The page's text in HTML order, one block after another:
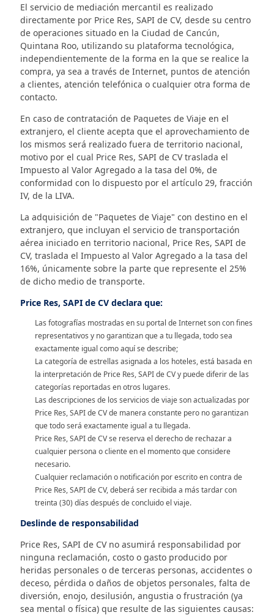
El servicio de mediación mercantil es realizado
directamente por Price Res, SAPI de CV, desde su centro
de operaciones situado en la Ciudad de Cancún,
Quintana Roo, utilizando su plataforma tecnológica,
independientemente de la forma en la que se realice la
compra, ya sea a través de Internet, puntos de atención
a clientes, atención telefónica o cualquier otra forma de
contacto.
En caso de contratación de Paquetes de Viaje en el
extranjero, el cliente acepta que el aprovechamiento de
los mismos será realizado fuera de territorio nacional,
motivo por el cual Price Res, SAPI de CV traslada el
Impuesto al Valor Agregado a la tasa del 0%, de
conformidad con lo dispuesto por el artículo 29, fracción
IV, de la LIVA.
La adquisición de "Paquetes de Viaje" con destino en el
extranjero, que incluyan el servicio de transportación
aérea iniciado en territorio nacional, Price Res, SAPI de
CV, traslada el Impuesto al Valor Agregado a la tasa del
16%, únicamente sobre la parte que represente el 25%
de dicho medio de transporte.
Price Res, SAPI de CV declara que:
Las fotografías mostradas en su portal de Internet son con fines
representativos y no garantizan que a tu llegada, todo sea
exactamente igual como aquí se describe;
La categoría de estrellas asignada a los hoteles, está basada en
la interpretación de Price Res, SAPI de CV y puede diferir de las
categorías reportadas en otros lugares.
Las descripciones de los servicios de viaje son actualizadas por
Price Res, SAPI de CV de manera constante pero no garantizan
que todo será exactamente igual a tu llegada.
Price Res, SAPI de CV se reserva el derecho de rechazar a
cualquier persona o cliente en el momento que considere
necesario.
Cualquier reclamación o notificación por escrito en contra de
Price Res, SAPI de CV, deberá ser recibida a más tardar con
treinta (30) días después de concluido el viaje.
Deslinde de responsabilidad
Price Res, SAPI de CV no asumirá responsabilidad por
ninguna reclamación, costo o gasto producido por
heridas personales o de terceras personas, accidentes o
deceso, pérdida o daños de objetos personales, falta de
diversión, enojo, desilusión, angustia o frustración (ya
sea mental o física) que resulte de las siguientes causas: